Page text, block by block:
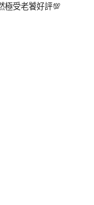
極受老饕好評💯